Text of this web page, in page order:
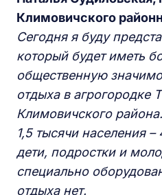
Климовичского
Сегодня я буду
который будет иметь
общественную
отдыха в агрогородке
Климовичского
1,5 тысячи населения
дети, подростки и
специально
отдыха нет.